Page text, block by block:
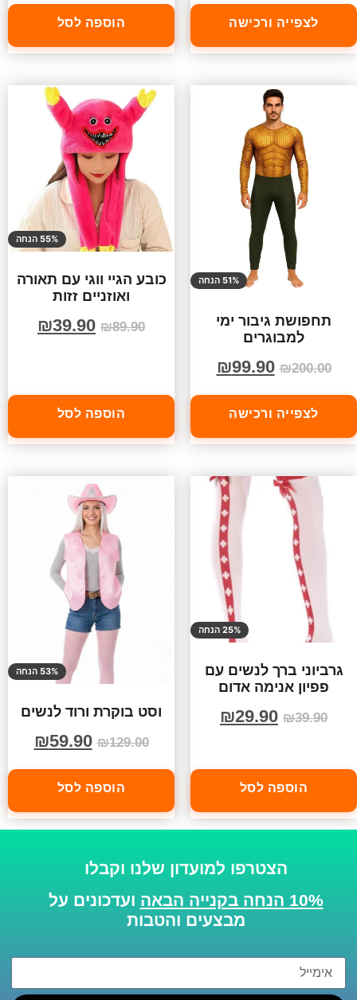
לצפייה ורכישה הוספה לסל
51% הנחה
תחפושת גיבור ימי
למבוגרים
₪200.00
₪99.90
לצפייה ורכישה
55% הנחה
כובע הגיי ווגי עם תאורה
ואוזניים זזות
₪89.90
₪39.90
הוספה לסל
25% הנחה
גרביוני ברך לנשים עם
פפיון אנימה אדום
₪39.90
₪29.90
הוספה לסל
53% הנחה
וסט בוקרת ורוד לנשים
₪129.00
₪59.90
הוספה לסל
הצטרפו למועדון שלנו וקבלו
10% הנחה בקנייה הבאה
ועדכונים על
מבצעים והטבות